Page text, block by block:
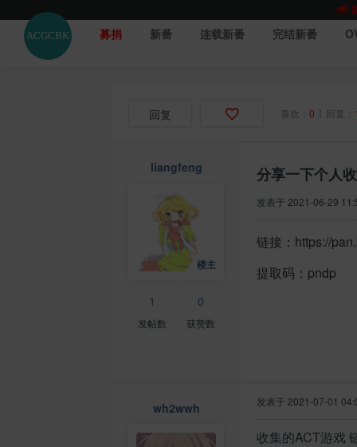
募捐 新番 连载新番 完结新番
回复 喜欢： 0 回复：
liangfeng
1
发帖数
0
获赞数
分享一下个人
发表于 2021-06-29
链接：https://
提取码：pndp
wh2wwh 发表于 2021-07-01
收集的ACT游戏